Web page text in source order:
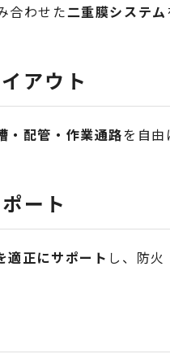
合わせた二重膜システム
アウト
・配管・作業通路を自由
ート
適正にサポート し、防火